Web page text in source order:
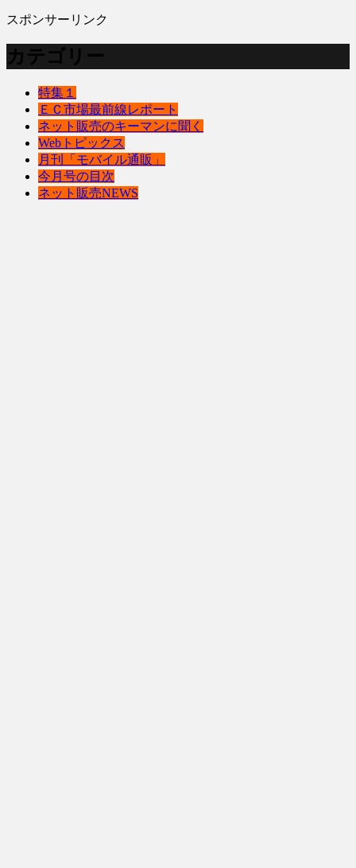
スポンサーリンク
カテゴリー
特集１
ＥＣ市場最前線レポート
ネット販売のキーマンに聞く
Webトピックス
月刊「モバイル通販」
今月号の目次
ネット販売NEWS